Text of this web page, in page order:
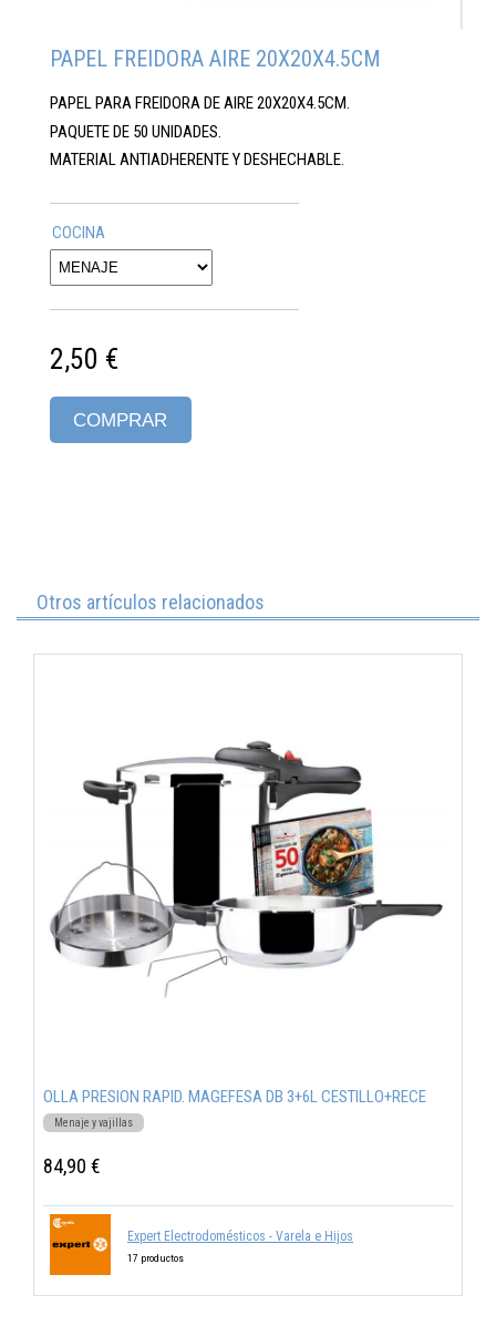
PAPEL FREIDORA AIRE 20X20X4.5CM
PAPEL PARA FREIDORA DE AIRE 20X20X4.5CM.
PAQUETE DE 50 UNIDADES.
MATERIAL ANTIADHERENTE Y DESHECHABLE.
COCINA
2,50 €
COMPRAR
Otros artículos relacionados
OLLA PRESION RAPID. MAGEFESA DB 3+6L CESTILLO+RECE
Menaje y vajillas
84,90 €
Expert Electrodomésticos - Varela e Hijos
17 productos